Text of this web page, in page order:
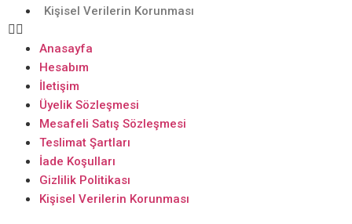
Kişisel Verilerin Korunması
Anasayfa
Hesabım
İletişim
Üyelik Sözleşmesi
Mesafeli Satış Sözleşmesi
Teslimat Şartları
İade Koşulları
Gizlilik Politikası
Kişisel Verilerin Korunması